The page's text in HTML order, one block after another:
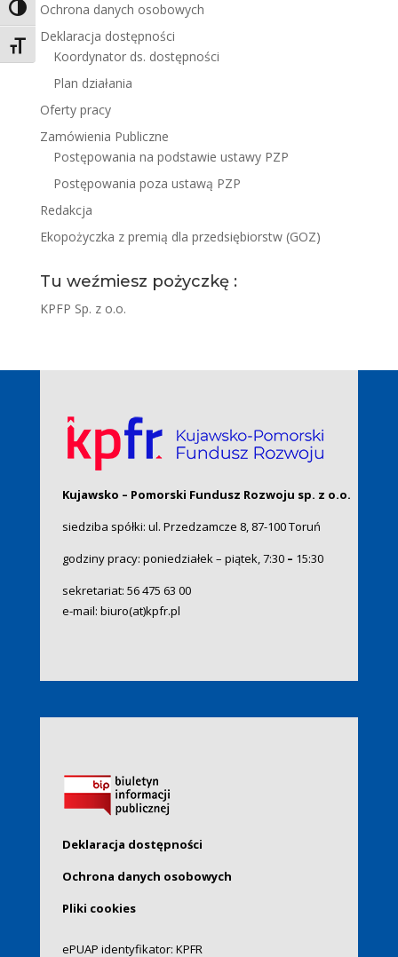
Toggle High Contrast
Toggle Font size
Ochrona danych osobowych
Deklaracja dostępności
Koordynator ds. dostępności
Plan działania
Oferty pracy
Zamówienia Publiczne
Postępowania na podstawie ustawy PZP
Postępowania poza ustawą PZP
Redakcja
Ekopożyczka z premią dla przedsiębiorstw (GOZ)
Tu weźmiesz pożyczkę :
KPFP Sp. z o.o.
Kujawsko – Pomorski Fundusz Rozwoju sp. z o.o.
siedziba spółki: ul. Przedzamcze 8, 87-100 Toruń
godziny pracy: poniedziałek – piątek, 7:30– 15:30
sekretariat: 56 475 63 00
e-mail: biuro(at)kpfr.pl
Deklaracja dostępności
Ochrona danych osobowych
Pliki cookies
ePUAP identyfikator: KPFR